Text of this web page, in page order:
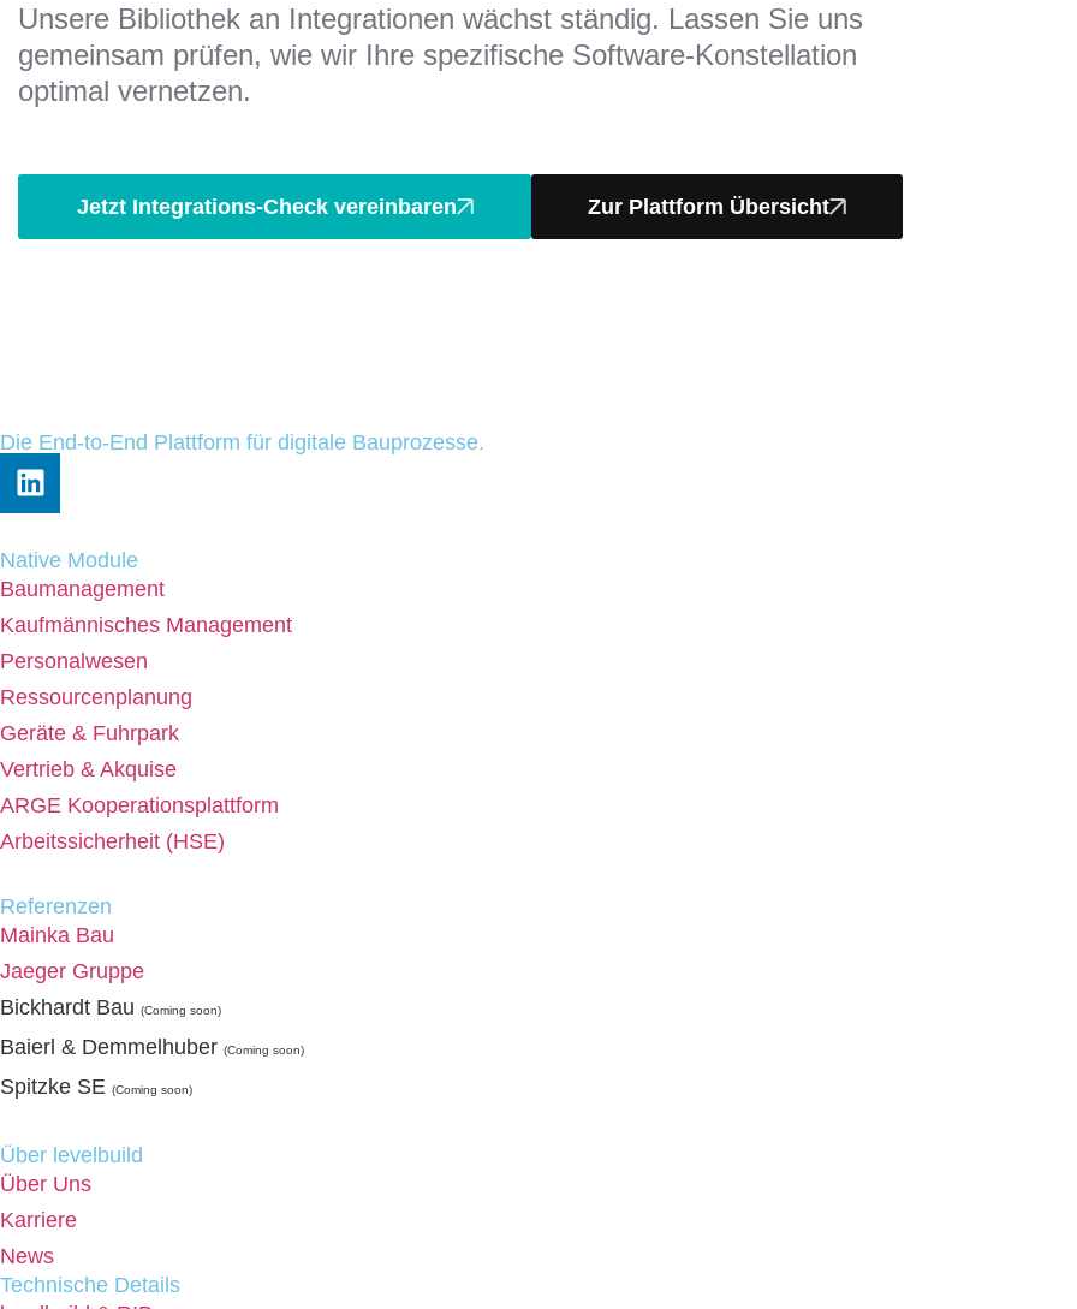
Unsere Bibliothek an Integrationen wächst ständig. Lassen Sie uns
gemeinsam prüfen, wie wir Ihre spezifische Software-Konstellation
optimal vernetzen.
Jetzt Integrations-Check vereinbaren Zur Plattform Übersicht
Die End-to-End Plattform für digitale Bauprozesse.
Native Module
Baumanagement
Kaufmännisches Management
Personalwesen
Ressourcenplanung
Geräte & Fuhrpark
Vertrieb & Akquise
ARGE Kooperationsplattform
Arbeitssicherheit (HSE)
Referenzen
Mainka Bau
Jaeger Gruppe
Bickhardt Bau (Coming soon)
Baierl & Demmelhuber (Coming soon)
Spitzke SE (Coming soon)
Über levelbuild
Über Uns
Karriere
News
Technische Details